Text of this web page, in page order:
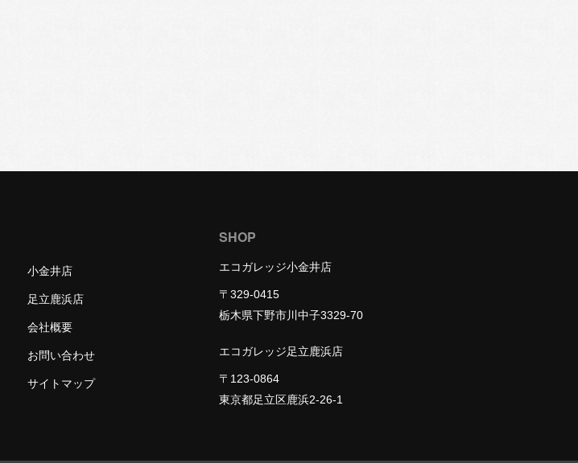
小金井店
足立鹿浜店
会社概要
お問い合わせ
サイトマップ
SHOP
エコガレッジ小金井店
〒329-0415
栃木県下野市川中子3329-70
エコガレッジ足立鹿浜店
〒123-0864
東京都足立区鹿浜2-26-1